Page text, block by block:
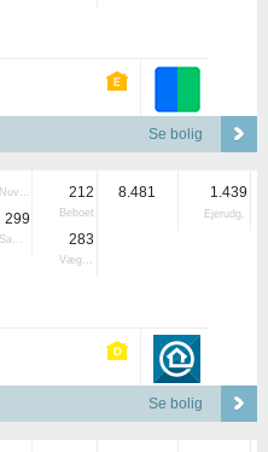
Se bolig
Nuvær.
299
Samlet
212
Beboet
283
Vægtet
8.481 1.439
Ejerudg.
Se bolig